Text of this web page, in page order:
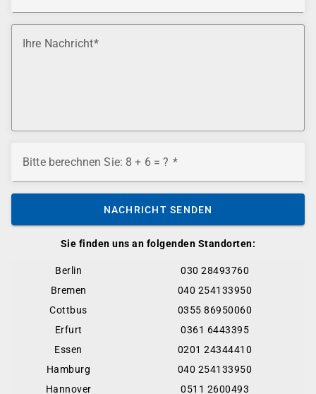
Sie finden uns an folgenden Standorten:
Berlin
030 28493760
Bremen
040 254133950
Cottbus
0355 86950060
Erfurt
0361 6443395
Essen
0201 24344410
Hamburg
040 254133950
Hannover
0511 2600493
Ihre Nachricht
Bitte berechnen Sie: 8 + 6 = ?
NACHRICHT SENDEN